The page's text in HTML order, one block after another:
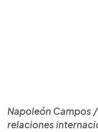
Napoleón Campos
relaciones